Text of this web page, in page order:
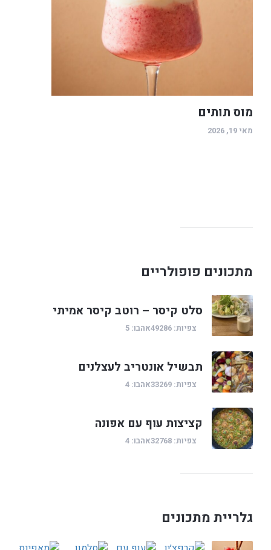
מוס תותים
מאי 19, 2026
מתכונים פופולריים
סלט קיסר – רוטב קיסר אמיתי
צפיות: 49286 אהבו: 5
תבשיל אונטריב לעצלנים
צפיות: 33269 אהבו: 4
קציצות עוף עם אפונה
צפיות: 32768 אהבו: 4
גלריית מתכונים